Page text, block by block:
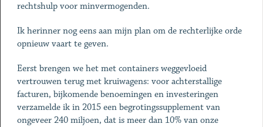
rechtshulp voor minvermogenden.
Ik herinner nog eens aan mijn plan om de rechterlijke orde
opnieuw vaart te geven.
Eerst brengen we het met containers weggevloeid
vertrouwen terug met kruiwagens: voor achterstallige
facturen, bijkomende benoemingen en investeringen
verzamelde ik in 2015 een begrotingssupplement van
ongeveer 240 miljoen, dat is meer dan 10% van onze